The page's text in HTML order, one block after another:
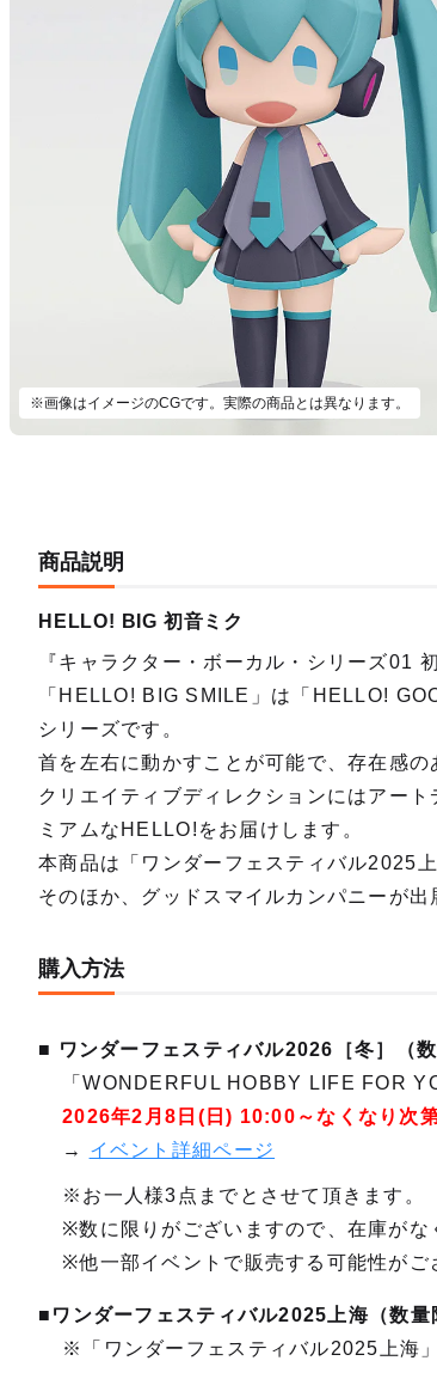
※画像はイメージのCGです。実際の商品とは異なります。
商品説明
HELLO! BIG 初音ミク
『キャラクター・ボーカル・シリーズ01
「HELLO! BIG SMILE」は「HELLO!
シリーズです。
首を左右に動かすことが可能で、存在感
クリエイティブディレクションにはアー
ミアムなHELLO!をお届けします。
本商品は「ワンダーフェスティバル2025
そのほか、グッドスマイルカンパニーが
購入方法
■ ワンダーフェスティバル2026［冬］（数
「WONDERFUL HOBBY LIFE FOR
2026年2月8日(日) 10:00～なくなり次第
→ イベント詳細ページ
※お一人様3点までとさせて頂きます。
※数に限りがございますので、在庫がな
※他一部イベントで販売する可能性がご
■ワンダーフェスティバル2025上海（数量
※「ワンダーフェスティバル2025上海